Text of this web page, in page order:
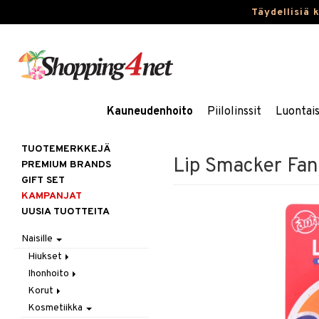
Täydellisiä
Kauneudenhoito Piilolinssit
Lip Smacker
TUOTEMERKKEJÄ
PREMIUM BRANDS
GIFT SET
KAMPANJAT
UUSIA TUOTTEITA
Naisille
Hiukset
Gift Set
Harjat / Kammat
Hiuskuurit
Ihonhoito
Aurinkotuotteet
Erikoistuotteet
Korut
Kaulakorut
Kosmetiikka